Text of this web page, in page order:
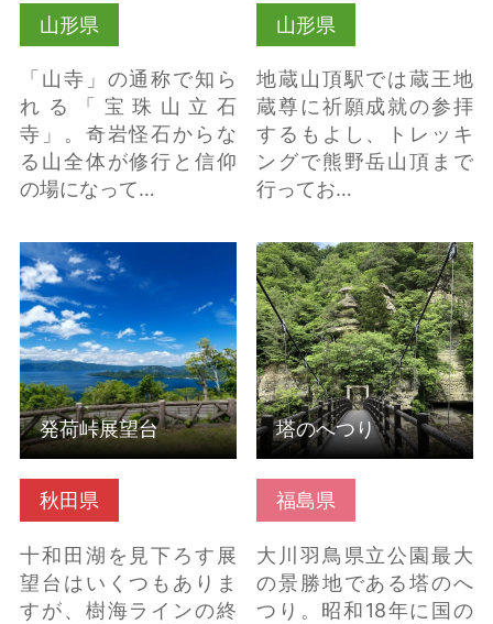
山形県
「山寺」の通称で知ら
れる「宝珠山立石
寺」。奇岩怪石からな
る山全体が修行と信仰
の場になって…
山形県
地蔵山頂駅では蔵王地
蔵尊に祈願成就の参拝
するもよし、トレッキ
ングで熊野岳山頂まで
行ってお…
秋田県
十和田湖を見下ろす展
望台はいくつもありま
すが、樹海ラインの終
発荷峠展望台 の詳細は
こちら
発荷峠展望台
福島県
大川羽鳥県立公園最大
の景勝地である塔のへ
つり。昭和18年に国の
塔のへつり の詳細はこ
ちら
塔のへつり